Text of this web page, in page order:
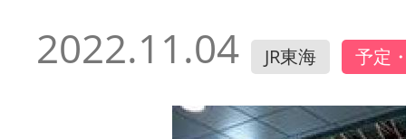
2022.11.04 JR東海 予定